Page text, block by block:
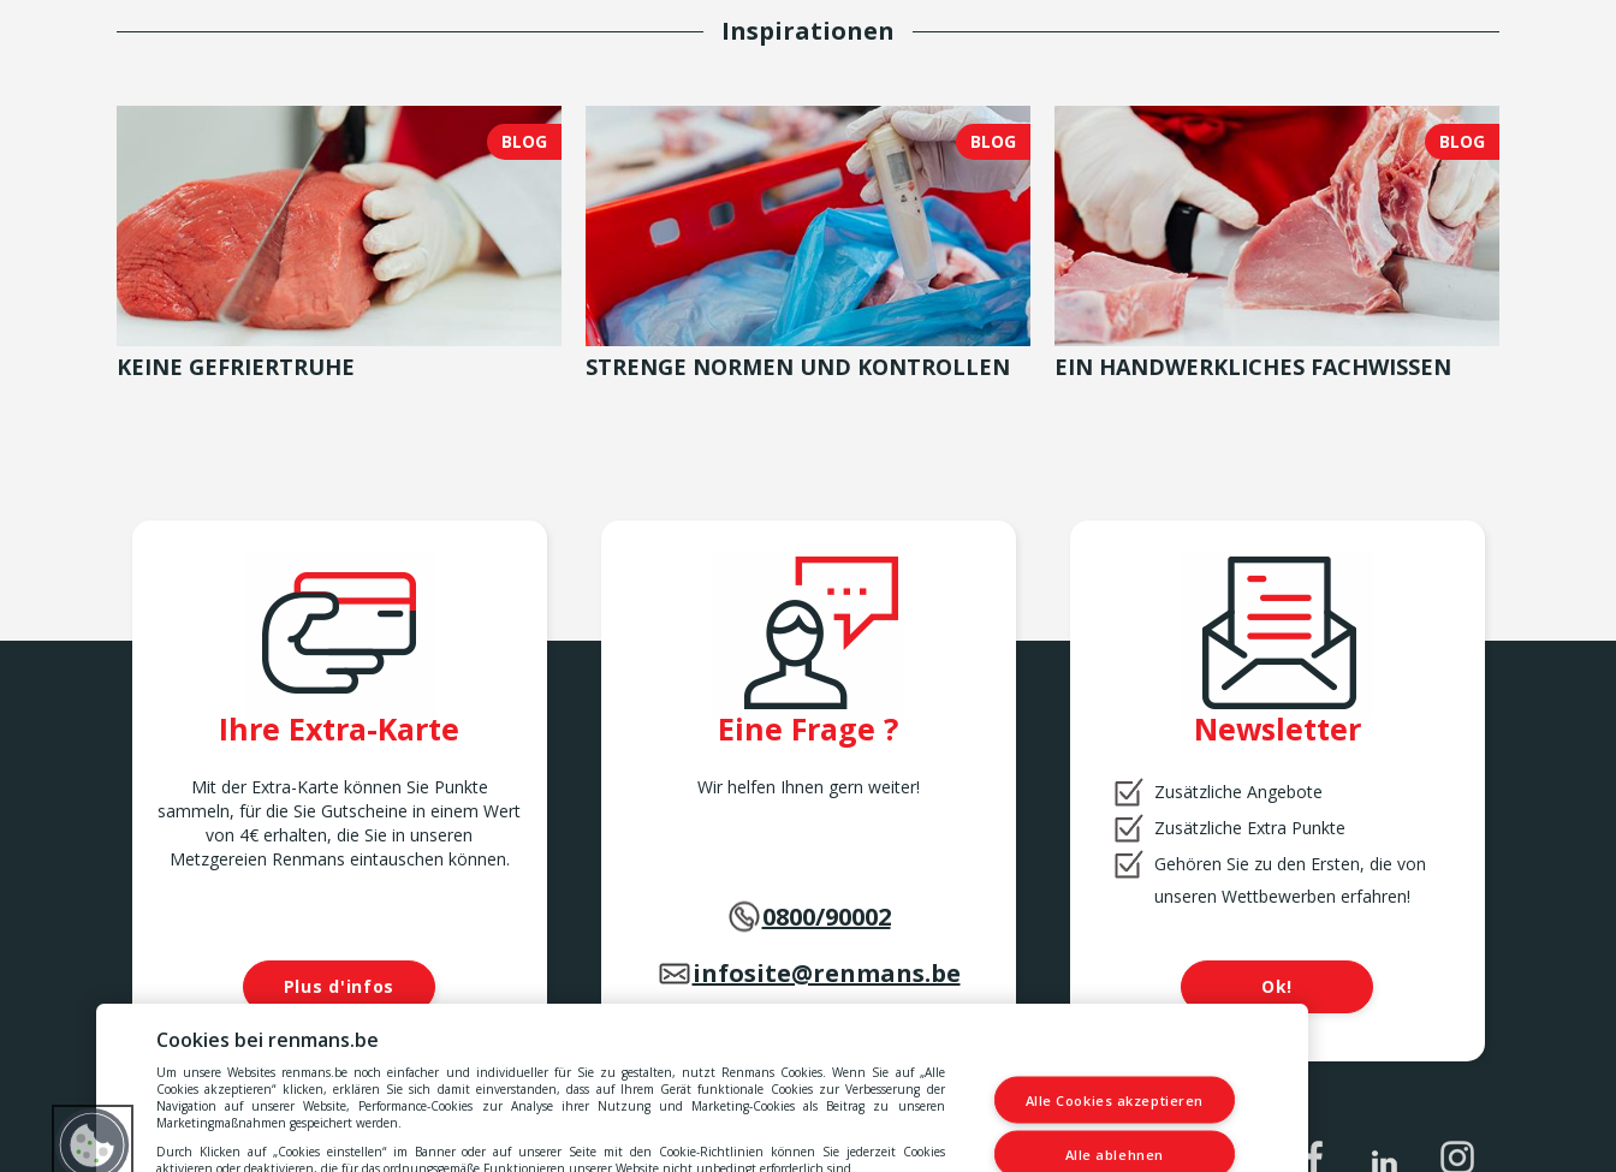
Inspirationen
BLOG
KEINE GEFRIERTRUHE
BLOG
STRENGE NORMEN UND KONTROLLEN
BLOG
EIN HANDWERKLICHES FACHWISSEN
Ihre Extra-Karte
Mit der Extra-Karte können Sie Punkte
sammeln, für die Sie Gutscheine in einem Wert
von 4€ erhalten, die Sie in unseren
Metzgereien Renmans eintauschen können.
Plus d'infos
Eine Frage ?
Wir helfen Ihnen gern weiter!
0800/90002
infosite@renmans.be
Newsletter
Zusätzliche Angebote
Zusätzliche Extra Punkte
Gehören Sie zu den Ersten, die von
unseren Wettbewerben erfahren!
Ok!
Unsere Preise verstehen sich inklusive aller Steuern, MwSt., Gebühren, Abgaben und Dienstleistungen.
Cookies - Datenschutzerklärung - Allgemeinen Geschäftsbedingungen - Erklärung zur Barrierefreiheit
Cookies bei renmans.be
Um unsere Websites renmans.be noch einfacher und individueller für Sie zu gestalten, nutzt Renmans Cookies. Wenn Sie auf „Alle
Cookies akzeptieren“ klicken, erklären Sie sich damit einverstanden, dass auf Ihrem Gerät funktionale Cookies zur Verbesserung der
Navigation auf unserer Website, Performance-Cookies zur Analyse ihrer Nutzung und Marketing-Cookies als Beitrag zu unseren
Marketingmaßnahmen gespeichert werden.
Durch Klicken auf „Cookies einstellen“ im Banner oder auf unserer Seite mit den Cookie-Richtlinien können Sie jederzeit Cookies
aktivieren oder deaktivieren, die für das ordnungsgemäße Funktionieren unserer Website nicht unbedingt erforderlich sind.
Alle Cookies akzeptieren
Alle ablehnen